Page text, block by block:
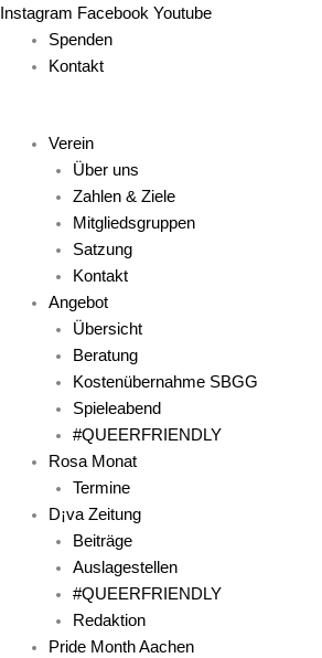
Zum
Inhalt
springen
Instagram Facebook Youtube
Main
Menu
Spenden
Kontakt
Main
Menu
Verein
Über uns
Zahlen & Ziele
Mitgliedsgruppen
Satzung
Kontakt
Angebot
Übersicht
Beratung
Kostenübernahme SBGG
Spieleabend
#QUEERFRIENDLY
Rosa Monat
Termine
D¡va Zeitung
Beiträge
Auslagestellen
#QUEERFRIENDLY
Redaktion
Pride Month Aachen
Main
Menu
Main
Menu
Main
Menu